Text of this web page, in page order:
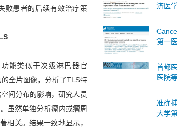
败患者的后续有效治疗策
能类似于次级淋巴器官
全片图像，分析了TLS特
间分布的影响，研究人员
虽然单独分析瘤内或瘤周
相关。结果一致地显示，
济医
从T
破与
第一
激活
答
首都
医院
的安
准确
大学